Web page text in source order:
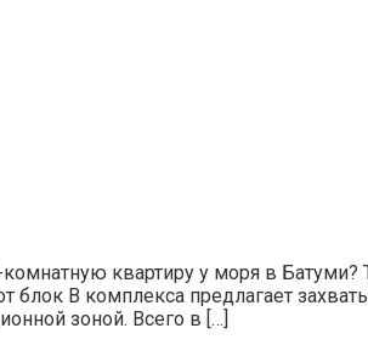
квартиру у моря в
В комплекса предлагает
зоной. Всего в […]